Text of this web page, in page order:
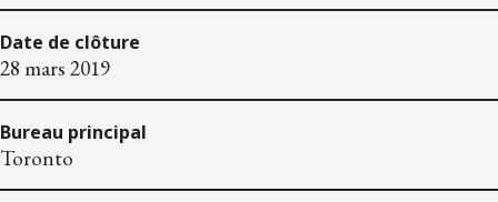
Date de clôture
28 mars 2019
Bureau principal
Toronto